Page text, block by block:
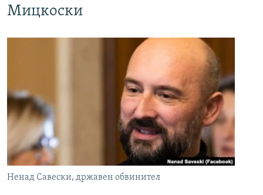
Мицкоски
Ненад Савески, државен обвинител